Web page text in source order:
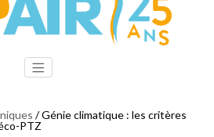
/ Génie climatique : les critères
PTZ